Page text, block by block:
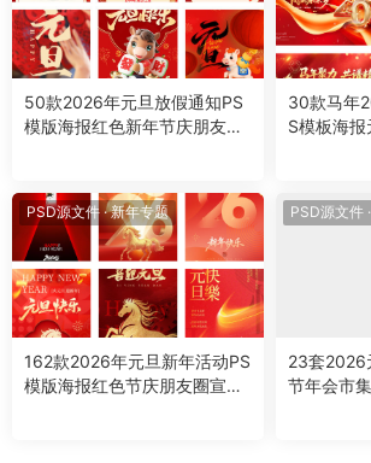
50款2026年元旦放假通知PS
模版海报红色新年节庆朋友圈
30款马年
S模板海
PSD源文件·新年专题
162款2026年元旦新年活动PS
模版海报红色节庆朋友圈宣传
PSD源文件 ·
23套2026
节年会市